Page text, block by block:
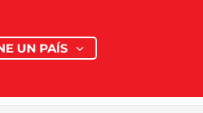
UN PAÍS